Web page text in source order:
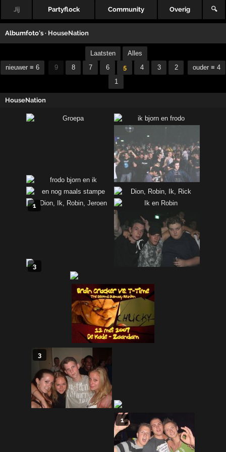
Jij Partyflock Community Overig 🔍
Albumfoto's · HouseNation
nieuwer ≡ 6
Laatsten
Alles
9
8 7 6 5 4 3
2
1
ouder ≡ 4
HouseNation
1
3
3
1